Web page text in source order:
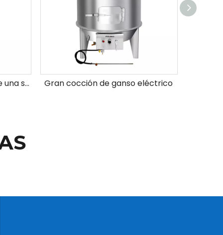
Tostador de pato de gas de una sola capa Gran cocción de ganso eléctrico